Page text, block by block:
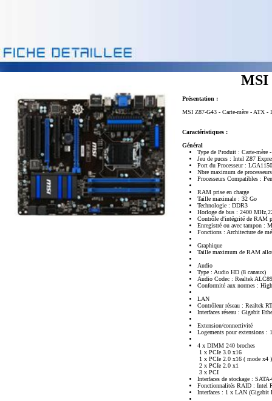
MSI
Présentation :
MSI Z87-G43 - Carte-mère - ATX -
Caractéristiques :
Général
Type de Produit : Carte-mère
Jeu de puces : Intel Z87
Port du Processeur :
Nbre maximum de
Processeurs Compatibles :
RAM prise en charge
Taille maximale : 32 Go
Technologie : DDR3
Horloge de bus : 2400
Contrôle d'intégrité de RAM
Enregistré ou avec tampon :
Fonctions : Architecture de
Graphique
Taille maximum de RAM
Audio
Type : Audio HD (8 canaux)
Audio Codec : Realtek
Conformité aux normes :
LAN
Contrôleur réseau : Realtek
Interfaces réseau : Gigabit
Extension/connectivité
Logements pour extensions :
4 x DIMM 240 broches
1 x PCIe 3.0 x16
1 x PCIe 2.0 x16 ( mode x4 )
2 x PCIe 2.0 x1
3 x PCI
Interfaces de stockage :
Fonctionnalités RAID : Intel
Interfaces : 1 x LAN (Gigabit